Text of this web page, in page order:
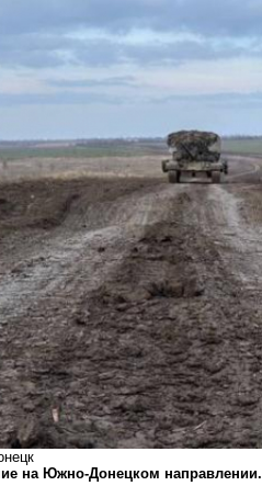
на Южно-Донецком направлении.